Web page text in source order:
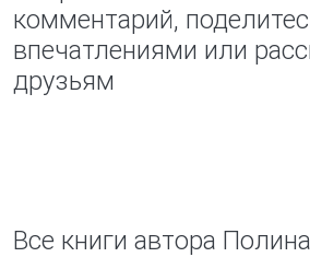
комментарий,
впечатлениями или
друзьям
Все книги автора